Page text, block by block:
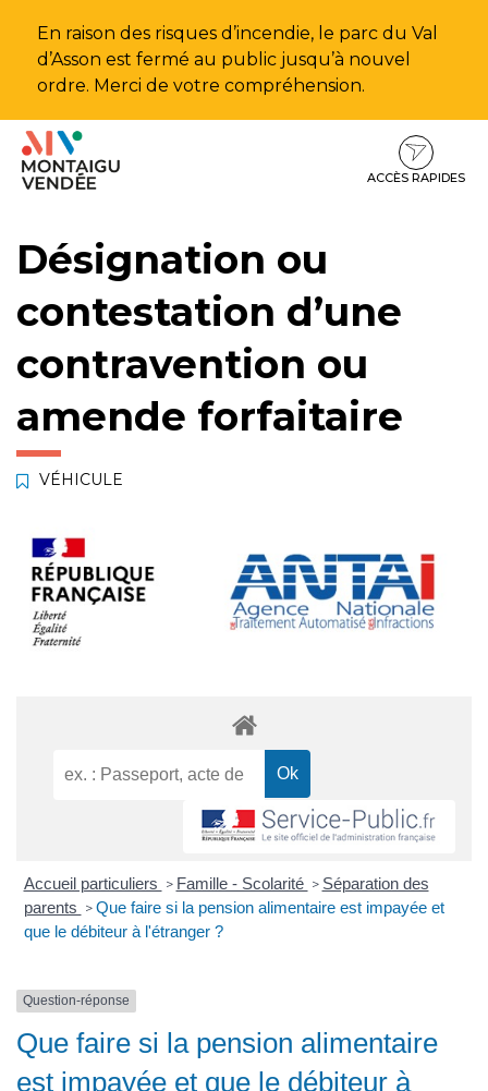
En raison des risques d’incendie, le parc du Val
d’Asson est fermé au public jusqu’à nouvel
ordre. Merci de votre compréhension.
Aller
Aller
contenu
Aller
pied
ACCÈS RAPIDES
Désignation ou
contestation d’une
contravention ou
amende forfaitaire
VÉHICULE
Accueil particuliers > Famille - Scolarité > Séparation des
parents > Que faire si la pension alimentaire est impayée et
que le débiteur à l'étranger ?
Question-réponse
Que faire si la pension alimentaire
est impayée et que le débiteur à